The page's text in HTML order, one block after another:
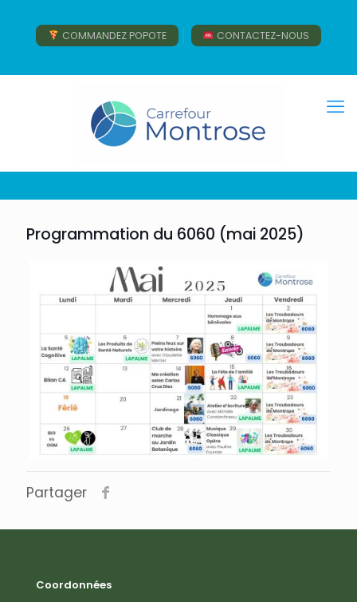
COMMANDEZ POPOTE CONTACTEZ-NOUS
Programmation du 6060 (mai 2025)
Partager
Coordonnées